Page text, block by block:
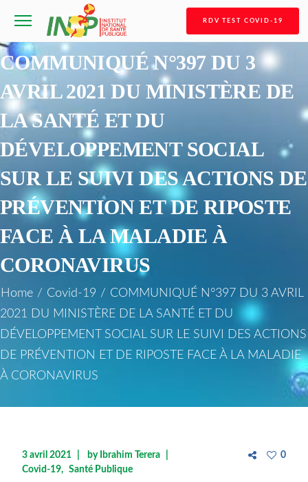
RDV TEST COVID-19
COMMUNIQUÉ N°397 DU 3
AVRIL 2021 DU MINISTÈRE DE
LA SANTÉ ET DU
DÉVELOPPEMENT SOCIAL
SUR LE SUIVI DES ACTIONS DE
PRÉVENTION ET DE RIPOSTE
FACE À LA MALADIE À
CORONAVIRUS
Home / Covid-19 / COMMUNIQUÉ N°397 DU 3 AVRIL
2021 DU MINISTÈRE DE LA SANTÉ ET DU
DÉVELOPPEMENT SOCIAL SUR LE SUIVI DES ACTIONS
DE PRÉVENTION ET DE RIPOSTE FACE À LA MALADIE
À CORONAVIRUS
3 avril 2021 by Ibrahim Terera
Covid-19
Santé Publique
0